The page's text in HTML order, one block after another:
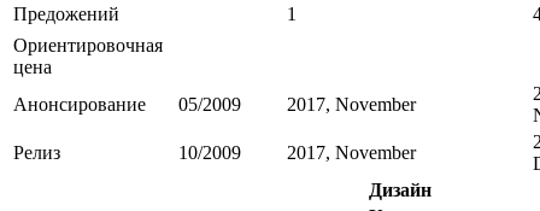
Предожений
1
Ориентировочная
цена
Анонсирование
05/2009 2017, November
Релиз
10/2009 2017, November
Дизайн